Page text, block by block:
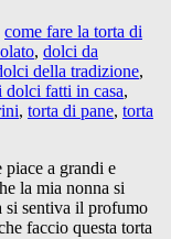
come fare la torta di
, dolci da
della tradizione,
dolci fatti in casa,
, torta di pane, torta
a grandi e
la mia nonna si
si sentiva il profumo
faccio questa torta